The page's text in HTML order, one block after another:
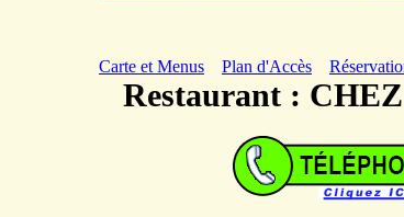
Carte et Menus Plan d'Accès
Restaurant :